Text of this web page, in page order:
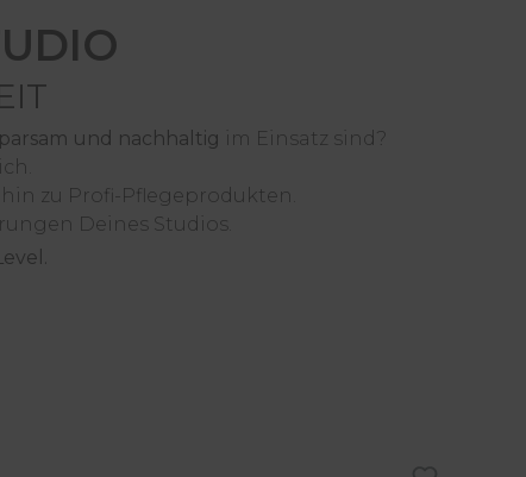
und nachhaltig im Einsatz sind?
zu Profi-Pflegeprodukten.
Deines Studios.